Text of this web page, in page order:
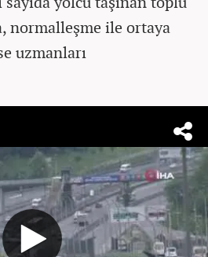
normalleşme ile ortaya
uzmanları